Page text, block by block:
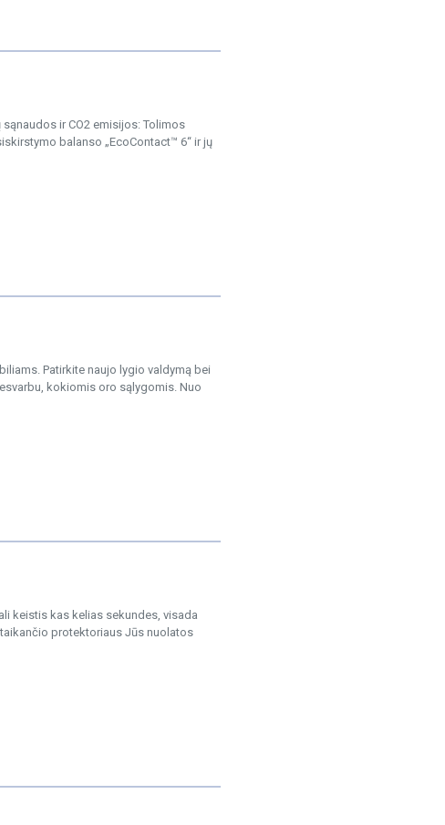
ir CO2 emisijos: Tolimos
balanso „EcoContact™ 6“ ir jų
Patirkite naujo lygio valdymą bei
kokiomis oro sąlygomis. Nuo
keistis kas kelias sekundes, visada
protektoriaus Jūs nuolatos